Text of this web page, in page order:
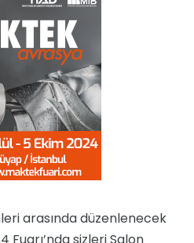
arasında düzenlenecek
Fuarı’nda sizleri Salon